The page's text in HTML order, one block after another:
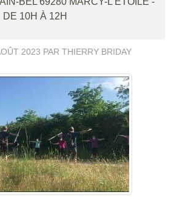
DE 10H À 12H
2023 PAR THIERRY BRIDAY